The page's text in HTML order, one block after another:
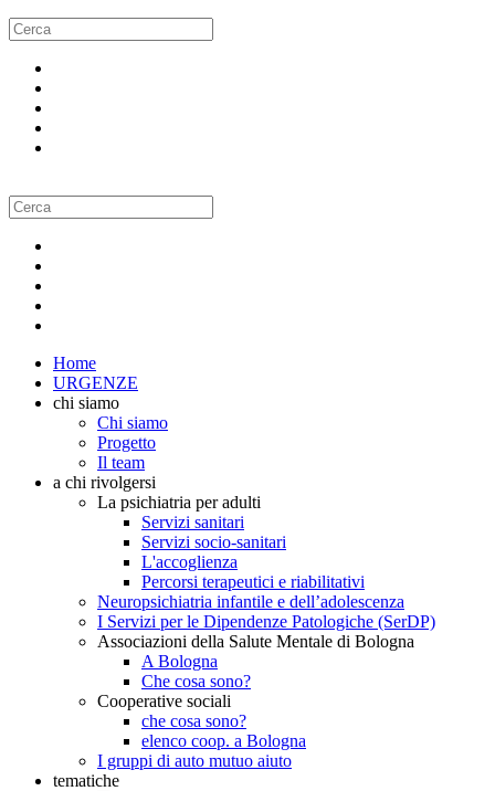
Home
URGENZE
chi siamo
Chi siamo
Progetto
Il team
a chi rivolgersi
La psichiatria per adulti
Servizi sanitari
Servizi socio-sanitari
L'accoglienza
Percorsi terapeutici e riabilitativi
Neuropsichiatria infantile e dell’adolescenza
I Servizi per le Dipendenze Patologiche (SerDP)
Associazioni della Salute Mentale di Bologna
A Bologna
Che cosa sono?
Cooperative sociali
che cosa sono?
elenco coop. a Bologna
I gruppi di auto mutuo aiuto
tematiche